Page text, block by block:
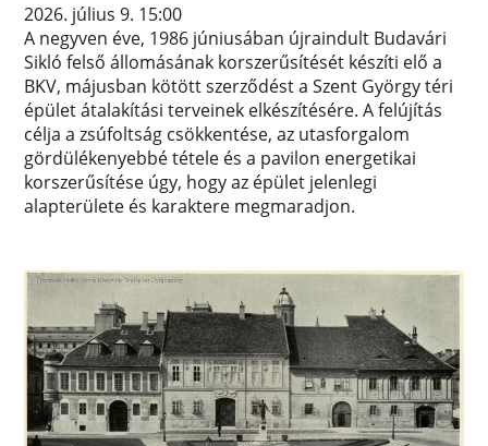
2026. július 9. 15:00
A negyven éve, 1986 júniusában újraindult Budavári
Sikló felső állomásának korszerűsítését készíti elő a
BKV, májusban kötött szerződést a Szent György téri
épület átalakítási terveinek elkészítésére. A felújítás
célja a zsúfoltság csökkentése, az utasforgalom
gördülékenyebbé tétele és a pavilon energetikai
korszerűsítése úgy, hogy az épület jelenlegi
alapterülete és karaktere megmaradjon.